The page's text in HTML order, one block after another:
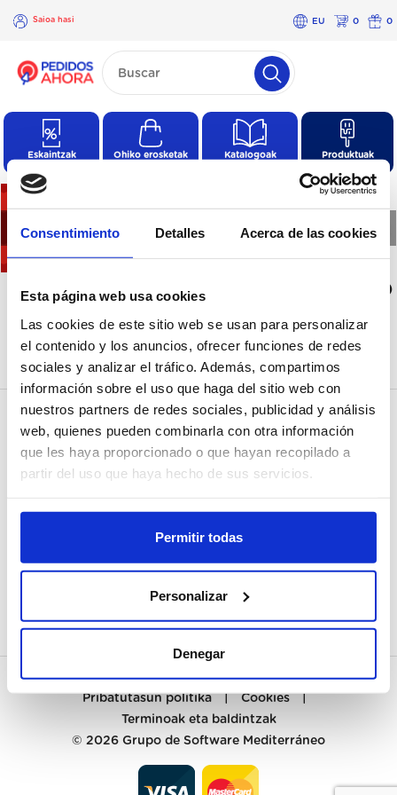
Consentimiento Detalles Acerca de las cookies
Esta página web usa cookies
Las cookies de este sitio web se usan para personalizar
el contenido y los anuncios, ofrecer funciones de redes
sociales y analizar el tráfico. Además, compartimos
información sobre el uso que haga del sitio web con
nuestros partners de redes sociales, publicidad y análisis
web, quienes pueden combinarla con otra información
que les haya proporcionado o que hayan recopilado a
partir del uso que haya hecho de sus servicios.
Permitir todas
Personalizar
Denegar
Saioa hasi EU 0 0
×
Saioa
Eskaintzak Ohiko erosketak Katalogoak Produktuak
❮ ❯
Kategoria honetan ez dago
produkturik
NIRE KONTUA
ERREGISTRATU
BEZEROENTZAKO ARRETA
Pribatutasun politika Cookies
Terminoak eta baldintzak
© 2026 Grupo de Software Mediterráneo